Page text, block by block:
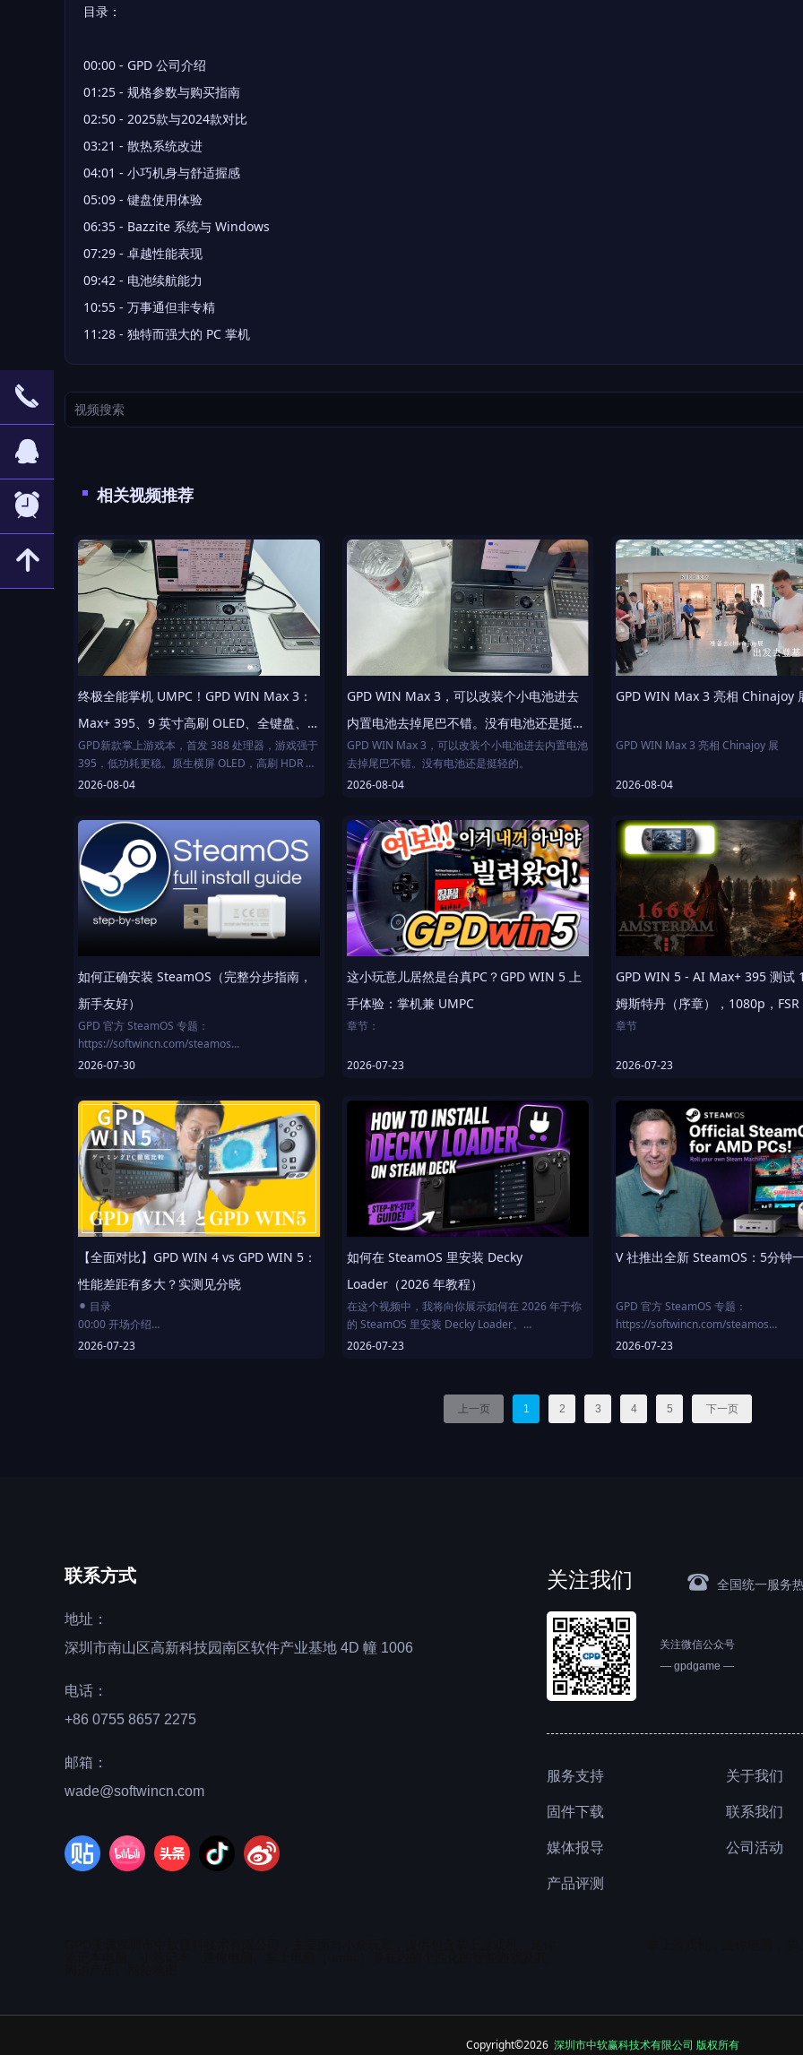
目录：
00:00 - GPD 公司介绍
01:25 - 规格参数与购买指南
02:50 - 2025款与2024款对比
03:21 - 散热系统改进
04:01 - 小巧机身与舒适握感
05:09 - 键盘使用体验
06:35 - Bazzite 系统与 Windows
07:29 - 卓越性能表现
09:42 - 电池续航能力
10:55 - 万事通但非专精
11:28 - 独特而强大的 PC 掌机
终极全能掌机 UMPC！GPD WIN Max 3：
Max+ 395、9 英寸高刷 OLED、全键盘、
Xbox 手柄、可拆电池与散热模组
GPD新款掌上游戏本，首发 388 处理器，游戏强于
395，低功耗更稳。原生横屏 OLED，高刷 HDR 齐
全，支持压感笔。机身没变大，守住 UMPC 根本。
独创模块化：电池可拆卸，插电手持取掉电池仅重
800g+；电池仓能换风扇模组，秒变 NUC，4 风扇
散热 TDP 飙到 120W。内置 97Wh 巨电，4 热管 +
2 风扇，默认 85W。
扩展拉满：双 SSD、900MB/s 高速TF（完美兼容
Switch 2 卡）、双雷电 4 + HDMI + DC +
3.5mm。市面唯一自带完整键盘+手柄+触摸板，掌
机/迷你本二合一。配电容摇杆、霍尔扳机、500 万
摄、专属助手键。国内首发免费送风扇模块，老用
户同享。
2026-08-04
GPD WIN Max 3，可以改装个小电池进去
内置电池去掉尾巴不错。没有电池还是挺轻
的。
GPD WIN Max 3，可以改装个小电池进去内置电池
去掉尾巴不错。没有电池还是挺轻的。
2026-08-04
GPD WIN Max 3 亮相 Chinajoy
GPD WIN Max 3 亮相 Chinajoy 展
2026-08-04
如何正确安装 SteamOS（完整分步指南，
新手友好）
GPD 官方 SteamOS 专题：
https://softwincn.com/steamos
进入：https://pc36.co.uk/blogs/pc-building-and-
maintenance-tips/how-to-enable-tpm-2-0-and-
secure-boot-for-windows-11-and-games-fast-
step-by-step-guide
时间轴
0:00 本教程使用指南
0:54 第零步——什么是 SteamOS？优缺点解析
3:16 第一步——制作 USB 启动盘
5:00 第二步——为安装准备电脑环境
7:28 第三步——安装 SteamOS
8:37 第四步——初始化设置 SteamOS
12:03 个人观点：SteamOS 与其他系统的对比（选
看）
2026-07-30
这小玩意儿居然是台真PC？GPD WIN 5 上
手体验：掌机兼 UMPC
章节：
00:00 开场
02:57 系统与外观设计
06:03 核心参数
08:30 与任天堂 Switch 2 尺寸对比
08:50 电池外接线缆使用演示
09:26 风扇噪音实测
2026-07-23
GPD WIN 5 - AI Max+ 395 测试
姆斯特丹（序章），1080p，
章节
00:00 开场
05:43 45W TDP 实测
09:48 收尾
GPD WIN 5 规格：
AMD 锐龙 AI Max+ 395
AMD Radeon 8060S 显卡
LPDDR5x 8000 MT/s 64 GB + 4 TB
2026-07-23
【全面对比】GPD WIN 4 vs GPD WIN 5：
性能差距有多大？实测见分晓
⚫︎ 目录
00:00 开场介绍
00:29 外观对比
2026-07-23
如何在 SteamOS 里安装 Decky
Loader（2026 年教程）
在这个视频中，我将向你展示如何在 2026 年于你
的 SteamOS 里安装 Decky Loader。
Decky Loader 让你可以通过插件、主题、性能工
2026-07-23
V 社推出全新 SteamOS：5分钟
GPD 官方 SteamOS 专题：
https://softwincn.com/steamos
01:31 - Steam官方发布 -
https://help.steampowered.com/zh-
08:49 - Emudeck 模拟器套装！
09:40 - Emudeck 安装教程
11:48 - PS2 模拟性能演示
12:42 - Oculink 外置显卡实测！
2026-07-23
上一页 1 2 3 4 5 下一页
相关视频推荐
服务支持
固件下载
媒体报导
产品评测
关于我们
联系我们
公司活动
关注我们 뀰 全国统一服务
关注微信公众号
— gpdgame —
联系方式
地址：
深圳市南山区高新科技园南区软件产业基地 4D 幢 1006
电话：
+86 0755 8657 2275
邮箱：
wade@softwincn.com
Copyright©2026 深圳市中软赢科技术有限公司 版权所有
끅
뀩
뀥
녕